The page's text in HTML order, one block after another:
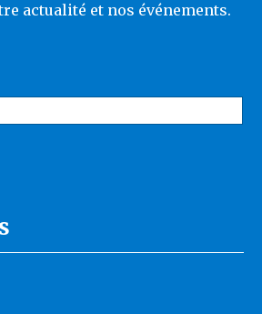
actualité et nos événements.